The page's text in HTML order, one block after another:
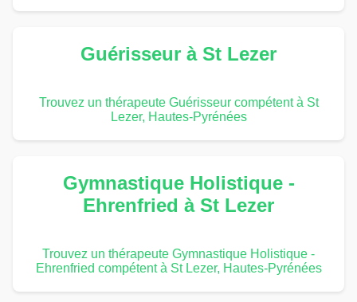
Guérisseur à St Lezer
Trouvez un thérapeute Guérisseur compétent à St
Lezer, Hautes-Pyrénées
Gymnastique Holistique -
Ehrenfried à St Lezer
Trouvez un thérapeute Gymnastique Holistique -
Ehrenfried compétent à St Lezer, Hautes-Pyrénées